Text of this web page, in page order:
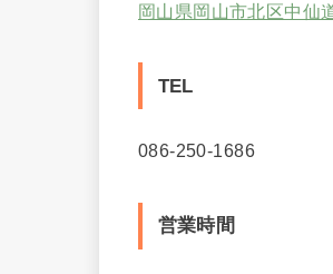
岡山県岡山市北区中仙
TEL
086-250-1686
営業時間